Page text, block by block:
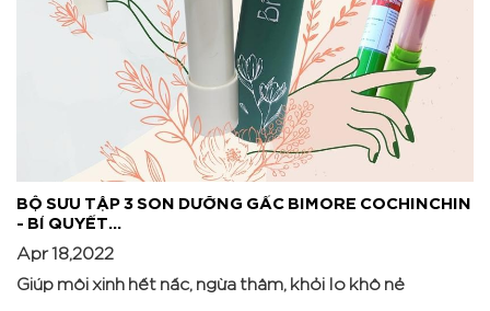
BỘ SƯU TẬP 3 SON DƯỠNG GẤC BIMORE COCHINCHIN
- BÍ QUYẾT...
Apr 18,2022
Giúp môi xinh hết nấc, ngừa thâm, khỏi lo khô nẻ